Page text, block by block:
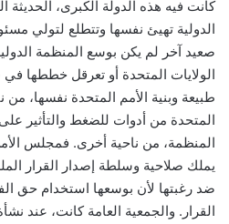
كانت فيه هذه الدولة الكبرى، الحديثة
الدولية تهيئ نفسها وتتطلع لتولي
صعيد آخر لم يكن بوسع المنظمة
الولايات المتحدة أو تعرقل خططها
طبيعة وبنية الأمم المتحدة نفسها، من
المتحدة من أدوات للضغط والتأثير
المنظمة، من ناحية أخرى. فمجلس
يملك صلاحية وسلطة إصدار القرار
ضد رغبتها لأن بوسعها استخدام حق
القرار. والجمعية العامة كانت، عند